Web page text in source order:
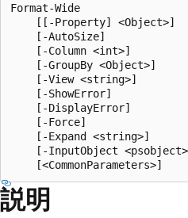
Format-Wide
    [[-Property] <Object>]
    [-AutoSize]
    [-Column <int>]
    [-GroupBy <Object>]
    [-View <string>]
    [-ShowError]
    [-DisplayError]
    [-Force]
    [-Expand <string>]
[-InputObject
説明